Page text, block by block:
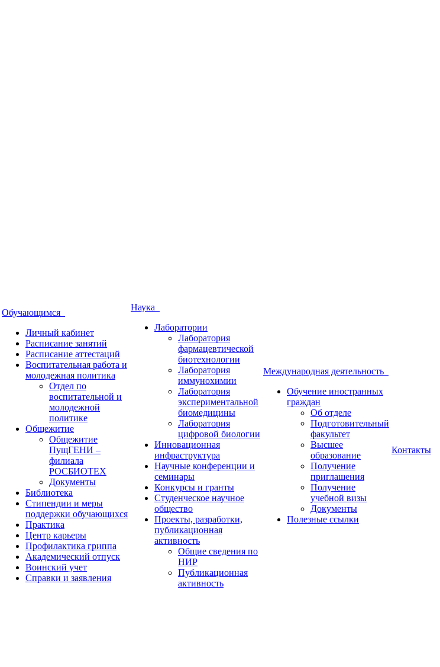
Обучающимся
Личный кабинет
Расписание занятий
Расписание аттестаций
Воспитательная работа и
молодежная политика
Отдел по
воспитательной и
молодежной
политике
Общежитие
Общежитие
ПущГЕНИ –
филиала
РОСБИОТЕХ
Документы
Библиотека
Стипендии и меры
поддержки обучающихся
Практика
Центр карьеры
Профилактика гриппа
Академический отпуск
Воинский учет
Справки и заявления
Наука
Лаборатории
Лаборатория
фармацевтической
биотехнологии
Лаборатория
иммунохимии
Лаборатория
экспериментальной
биомедицины
Лаборатория
цифровой биологии
Инновационная
инфраструктура
Научные конференции и
семинары
Конкурсы и гранты
Студенческое научное
общество
Проекты, разработки,
публикационная
активность
Общие сведения по
НИР
Публикационная
активность
Международная деятельность
Обучение иностранных
граждан
Об отделе
Подготовительный
факультет
Высшее
образование
Получение
приглашения
Получение
учебной визы
Документы
Полезные ссылки
Контакты